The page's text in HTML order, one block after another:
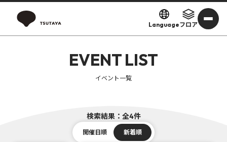
Languageフロア
EVENT LIST
イベント一覧
検索結果：全4件
開催日順 新着順